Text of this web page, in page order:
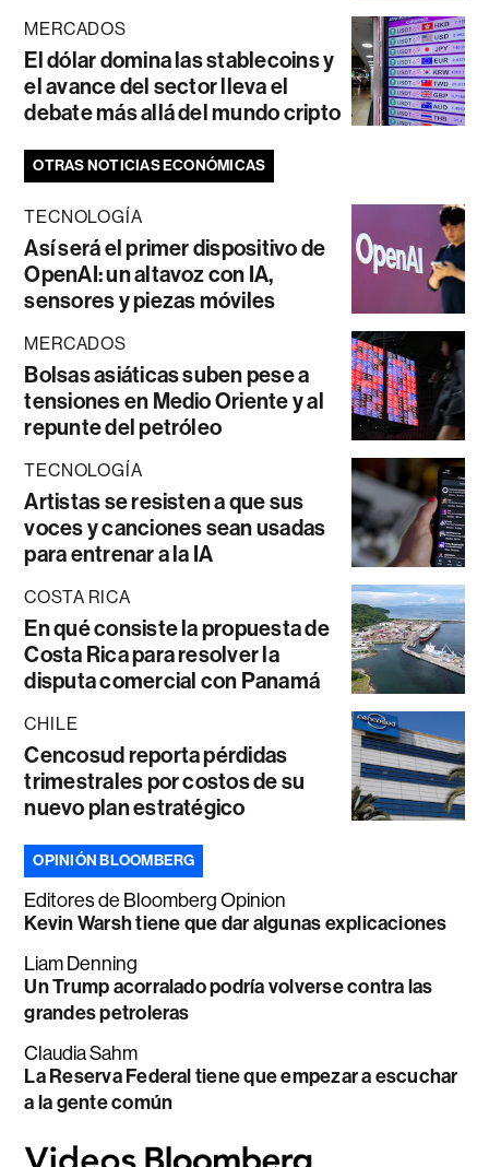
MERCADOS
El dólar domina las stablecoins y
el avance del sector lleva el
debate más allá del mundo cripto
OTRAS NOTICIAS ECONÓMICAS
TECNOLOGÍA
Así será el primer dispositivo de
OpenAI: un altavoz con IA,
sensores y piezas móviles
MERCADOS
Bolsas asiáticas suben pese a
tensiones en Medio Oriente y al
repunte del petróleo
TECNOLOGÍA
Artistas se resisten a que sus
voces y canciones sean usadas
para entrenar a la IA
COSTA RICA
En qué consiste la propuesta de
Costa Rica para resolver la
disputa comercial con Panamá
CHILE
Cencosud reporta pérdidas
trimestrales por costos de su
nuevo plan estratégico
OPINIÓN BLOOMBERG
Editores de Bloomberg Opinion
Kevin Warsh tiene que dar algunas explicaciones
Liam Denning
Un Trump acorralado podría volverse contra las
grandes petroleras
Claudia Sahm
La Reserva Federal tiene que empezar a escuchar
a la gente común